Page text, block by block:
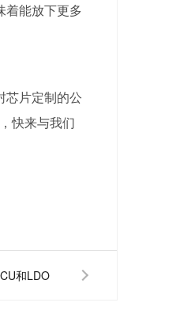
着能放下更多
芯片定制的公
快来与我们
和LDO